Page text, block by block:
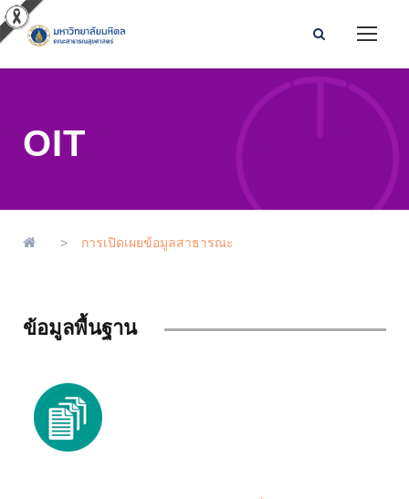
OIT
> การเปิดเผยข้อมูลสาธารณะ
ข้อมูลพื้นฐาน